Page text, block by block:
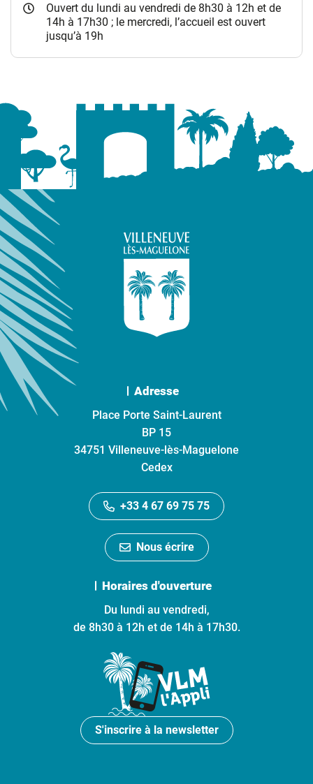
Ouvert du lundi au vendredi de 8h30 à 12h et de
14h à 17h30 ; le mercredi, l’accueil est ouvert
jusqu’à 19h
Adresse
Place Porte Saint-Laurent
BP 15
34751 Villeneuve-lès-Maguelone
Cedex
+33 4 67 69 75 75
Nous écrire
Horaires d'ouverture
Du lundi au vendredi,
de 8h30 à 12h et de 14h à 17h30.
S'inscrire à la newsletter